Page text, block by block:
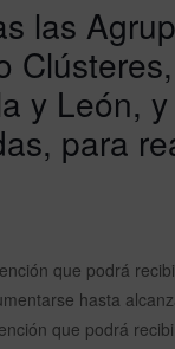
las
y León,
para
que podrá
hasta
que podrá